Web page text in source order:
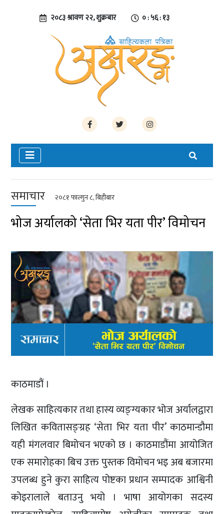
२०८३ श्रावण २२, शुक्रबार ० : ५६ : १४
समाचार २०८१ फाल्गुन ८, बिहीबार
भोज अर्यालको ‘सेता भिर यता पीर’ विमोचन
काठमाडौं ।
लेखक साहित्यकार तथा हास्य व्यङ्ग्यकार भोज अर्यालद्वारा
लिखित कवितासङ्ग्रह ‘सेता भिर यता पीर’ काठमान्डौमा
यही मंगलवार बिमोचन भएको छ । काठमाडौंमा आयोजित
एक समारोहका बिच उक्त पुस्तक विमोचन भइ अब बजारमा
उपलब्ध हुने कुरा साहित्य पोष्टका प्रधान सम्पादक आश्विनी
कोइरालाले बताउनु भयो । भाषा आयोगका सदस्य